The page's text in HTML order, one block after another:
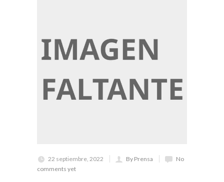
22 septiembre, 2022 By Prensa
No
comments yet